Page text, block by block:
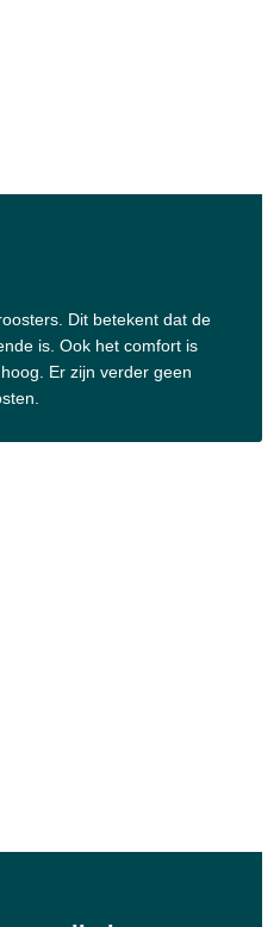
Dit betekent dat de
is. Ook het comfort is
Er zijn verder geen